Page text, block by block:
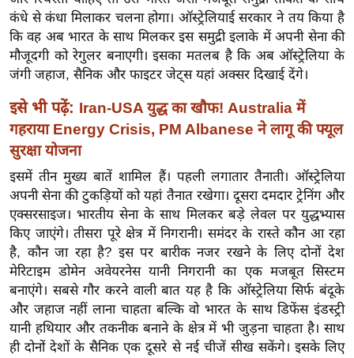
सा
हि
त्य
ज
त
ऑ
टो
व
र्ल्ड
न्यू
ज
ब्री
फ
म
नो
रं
कंधे से कंधा मिलाकर चलना होगा। ऑस्ट्रेलियाई सरकार ने तय किया है
कि वह अब भारत के साथ मिलकर इस समुद्री इलाके में अपनी सेना की
मौजूदगी को रेगुलर बनाएगी। इसका मतलब है कि अब ऑस्ट्रेलिया के
जंगी जहाज, सैनिक और फाइटर जेट्स यहां अक्सर दिखाई देंगे।
इसे भी पढ़ें: Iran-USA युद्ध का खौफ! Australia में
गहराया Energy Crisis, PM Albanese ने लागू की फ्यूल
सुरक्षा योजना
इसमें तीन मुख्य बातें शामिल हैं। पहली लगातार तैनाती। ऑस्ट्रेलिया
अपनी सेना की टुकड़ियों को यहां तैनात रखेगा। दूसरा दमदार ट्रेनिंग और
एक्सरसाइज। भारतीय सेना के साथ मिलकर बड़े लेवल पर युद्धभ्यास
किए जाएंगे। तीसरा पूरे क्षेत्र में निगरानी। समंदर के रास्ते कौन आ रहा
है, कौन जा रहा है? इस पर बारीक नजर रखने के लिए दोनों देश
मेरिटाइम डोमेन अवेयरनेस यानी निगरानी का एक मजबूत सिस्टम
बनाएंगे। सबसे गौर करने वाली बात यह है कि ऑस्ट्रेलिया सिर्फ बंदूके
और जहाज नहीं लाना चाहता बल्कि वो भारत के साथ डिफेंस इंडस्ट्री
यानी हथियार और तकनीक बनाने के क्षेत्र में भी जुड़ना चाहता है। साथ
ही दोनों देशों के सैनिक एक दूसरे से नई चीजें सीख सकेंगे। इसके लिए